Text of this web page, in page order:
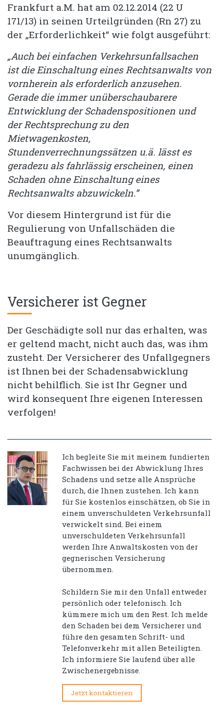
Frankfurt a.M. hat am 02.12.2014 (22 U
171/13) in seinen Urteilgründen (Rn 27) zu
der „Erforderlichkeit“ wie folgt ausgeführt:
„Auch bei einfachen Verkehrsunfallsachen
ist die Einschaltung eines Rechtsanwalts von
vornherein als erforderlich anzusehen.
Gerade die immer unüberschaubarere
Entwicklung der Schadenspositionen und
der Rechtsprechung zu den
Mietwagenkosten,
Stundenverrechnungssätzen u.ä. lässt es
geradezu als fahrlässig erscheinen, einen
Schaden ohne Einschaltung eines
Rechtsanwalts abzuwickeln.”
Vor diesem Hintergrund ist für die
Regulierung von Unfallschäden die
Beauftragung eines Rechtsanwalts
unumgänglich.
Versicherer ist Gegner
Der Geschädigte soll nur das erhalten, was
er geltend macht, nicht auch das, was ihm
zusteht. Der Versicherer des Unfallgegners
ist Ihnen bei der Schadensabwicklung
nicht behilflich. Sie ist Ihr Gegner und
wird konsequent Ihre eigenen Interessen
verfolgen!
Ich begleite Sie mit meinem fundierten
Fachwissen bei der Abwicklung Ihres
Schadens und setze alle Ansprüche
durch, die Ihnen zustehen. Ich kann
für Sie kostenlos einschätzen, ob Sie in
einem unverschuldeten Verkehrsunfall
verwickelt sind. Bei einem
unverschuldeten Verkehrsunfall
werden Ihre Anwaltskosten von der
gegnerischen Versicherung
übernommen.
Schildern Sie mir den Unfall entweder
persönlich oder telefonisch. Ich
kümmere mich um den Rest. Ich melde
den Schaden bei dem Versicherer und
führe den gesamten Schrift- und
Telefonverkehr mit allen Beteiligten.
Ich informiere Sie laufend über alle
Zwischenergebnisse.
Jetzt kontaktieren